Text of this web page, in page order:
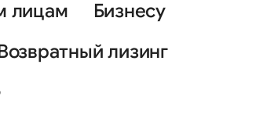
лицам
Бизнесу
лизинг